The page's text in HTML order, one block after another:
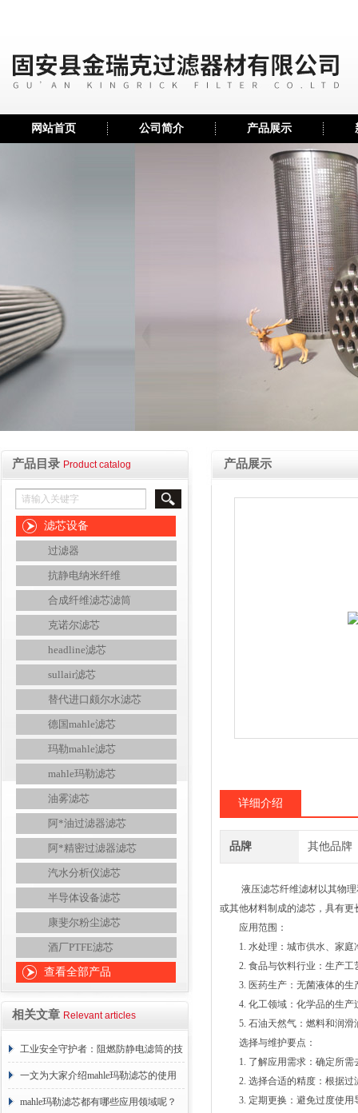
网站首页 公司简介 产品展示
产品目录 Product catalog
滤芯设备
过滤器
抗静电纳米纤维
合成纤维滤芯滤筒
克诺尔滤芯
headline滤芯
sullair滤芯
替代进口颇尔水滤芯
德国mahle滤芯
玛勒mahle滤芯
mahle玛勒滤芯
油雾滤芯
阿*油过滤器滤芯
阿*精密过滤器滤芯
汽水分析仪滤芯
半导体设备滤芯
康斐尔粉尘滤芯
酒厂PTFE滤芯
查看全部产品
相关文章 Relevant articles
工业安全守护者：阻燃防静电滤筒的技
术原理与应用解析
一文为大家介绍mahle玛勒滤芯的使用
原理
mahle玛勒滤芯都有哪些应用领域呢？
产品展示
详细介绍
品牌 其他品牌
液压滤芯纤维滤材以其物理
或其他材料制成的滤芯，具有
应用范围：
1. 水处理：城市供水、家庭
2. 食品与饮料行业：生产工
3. 医药生产：无菌液体的生
4. 化工领域：化学品的生产
5. 石油天然气：燃料和润滑
选择与维护要点：
1. 了解应用需求：确定所需
2. 选择合适的精度：根据过
3. 定期更换：避免过度使用